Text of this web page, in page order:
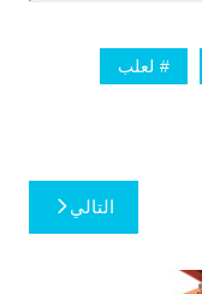
لعلب
التالي